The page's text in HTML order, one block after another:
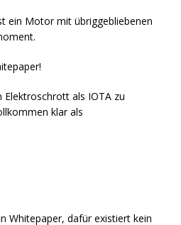
ein Motor mit übriggebliebenen
Elektroschrott als IOTA zu
klar als
Whitepaper, dafür existiert kein